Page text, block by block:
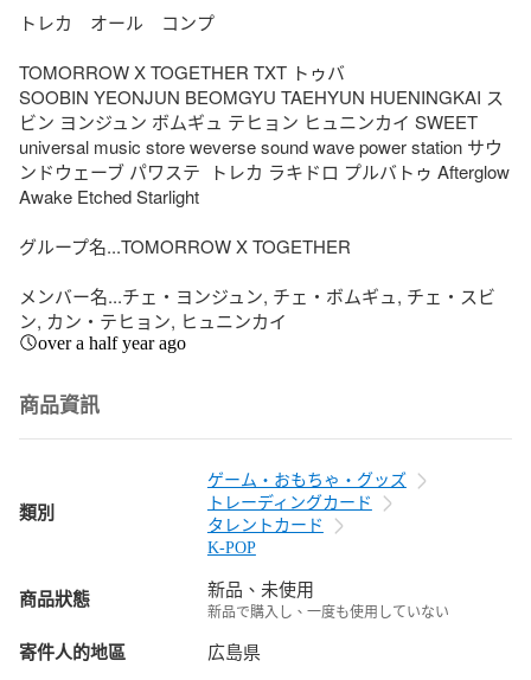
トレカ　オール　コンプ
TOMORROW X TOGETHER TXT トゥバ
SOOBIN YEONJUN BEOMGYU TAEHYUN HUENINGKAI ス
ビン ヨンジュン ボムギュ テヒョン ヒュニンカイ SWEET
universal music store weverse sound wave power station サウ
ンドウェーブ パワステ  トレカ ラキドロ プルバトゥ Afterglow
Awake Etched Starlight
グループ名...TOMORROW X TOGETHER
メンバー名...チェ・ヨンジュン, チェ・ボムギュ, チェ・スビ
ン, カン・テヒョン, ヒュニンカイ
over a half year ago
商品資訊
類別
ゲーム・おもちゃ・グッズ
トレーディングカード
タレントカード
K-POP
商品狀態 新品、未使用
新品で購入し、一度も使用していない
寄件人的地區 広島県